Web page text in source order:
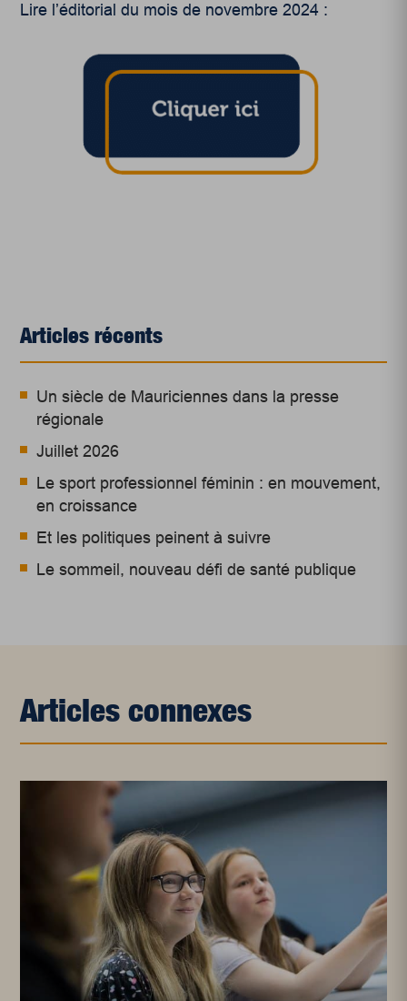
Lire l’éditorial du mois de novembre 2024 :
Articles récents
Un siècle de Mauriciennes dans la presse
régionale
Juillet 2026
Le sport professionnel féminin : en mouvement,
en croissance
Et les politiques peinent à suivre
Le sommeil, nouveau défi de santé publique
Articles connexes